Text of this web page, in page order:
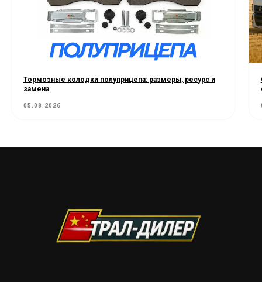
Тормозные колодки полуприцепа: размеры, ресурс и
замена
05.08.2026